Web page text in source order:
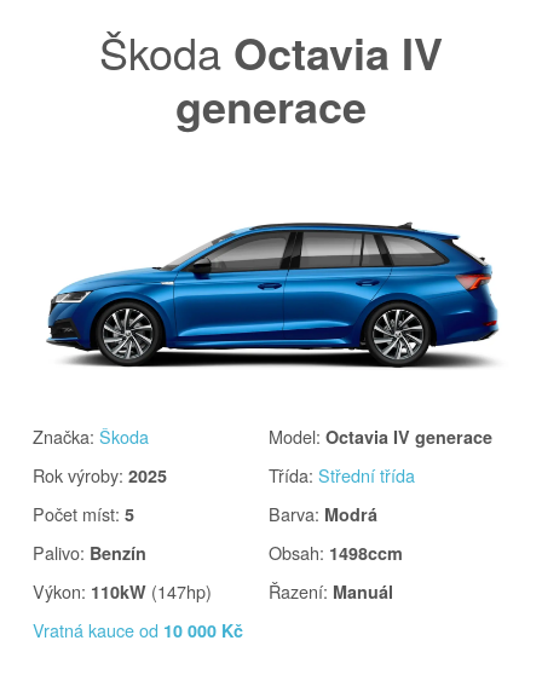
Škoda Octavia IV
generace
Značka: Škoda Model:Octavia IV generace
Rok výroby: 2025 Třída:Střední třída
Počet míst: 5 Barva: Modrá
Palivo: Benzín Obsah: 1498ccm
Výkon: 110kW (147hp) Řazení: Manuál
Vratná kauce od 10 000 Kč